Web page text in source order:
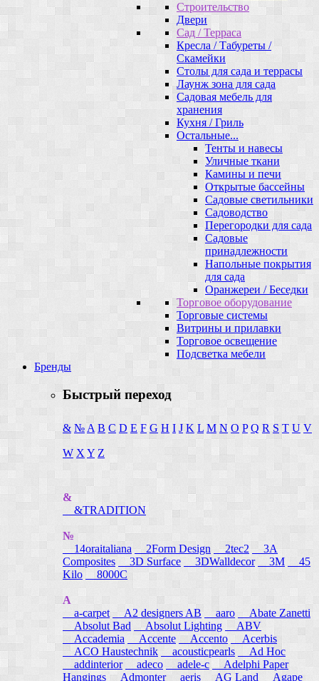
Строительство
Двери
Сад / Терраса
Кресла / Табуреты /
Скамейки
Столы для сада и террасы
Лаунж зона для сада
Садовая мебель для
хранения
Кухня / Гриль
Остальные...
Тенты и навесы
Уличные ткани
Камины и печи
Открытые бассейны
Садовые светильники
Садоводство
Перегородки для сада
Садовые
принадлежности
Напольные покрытия
для сада
Оранжереи / Беседки
Торговое оборудование
Торговые системы
Витрины и прилавки
Торговое освещение
Подсветка мебели
Бренды
Быстрый переход
& № A B C D E F G H I J K L M N O P Q R S T U V
W X Y Z
&
&TRADITION
№
14oraitaliana
2Form Design 2tec2
3A
Composites
3D Surface 3DWalldecor 3M
45
Kilo
8000C
A
a-carpet
A2 designers AB aaro
Abate Zanetti
Absolut Bad
Absolut Lighting
ABV
Accademia
Accente Accento
Acerbis
ACO Haustechnik
acousticpearls
Ad Hoc
addinterior
adeco adele-c
Adelphi Paper
Hangings Admonter aeris AG Land Agape